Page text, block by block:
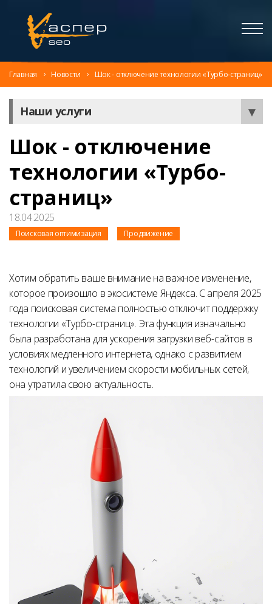
Главная Новости Шок - отключение технологии «Турбо-страниц»
Наши услуги
Шок - отключение
технологии «Турбо-
страниц»
18.04.2025
Поисковая оптимизация Продвижение
Хотим обратить ваше внимание на важное изменение,
которое произошло в экосистеме Яндекса. С апреля 2025
года поисковая система полностью отключит поддержку
технологии «Турбо-страниц». Эта функция изначально
была разработана для ускорения загрузки веб-сайтов в
условиях медленного интернета, однако с развитием
технологий и увеличением скорости мобильных сетей,
она утратила свою актуальность.